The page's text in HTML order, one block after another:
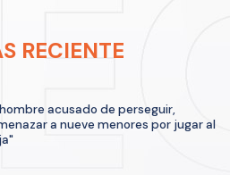
RECIENTE
acusado de perseguir,
a nueve menores por jugar al